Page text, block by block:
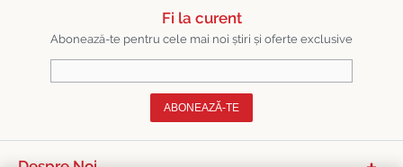
Fi la curent
Abonează-te pentru cele mai noi știri și oferte exclusive
ABONEAZĂ-TE